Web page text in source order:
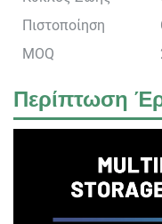
Πιστοποίηση
MOQ
Περίπτωση